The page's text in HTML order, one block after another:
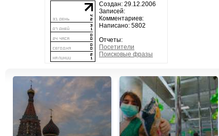
Создан: 29.12.2006
Записей:
Комментариев:
Написано: 5802
Отчеты:
Посетители
Поисковые фразы